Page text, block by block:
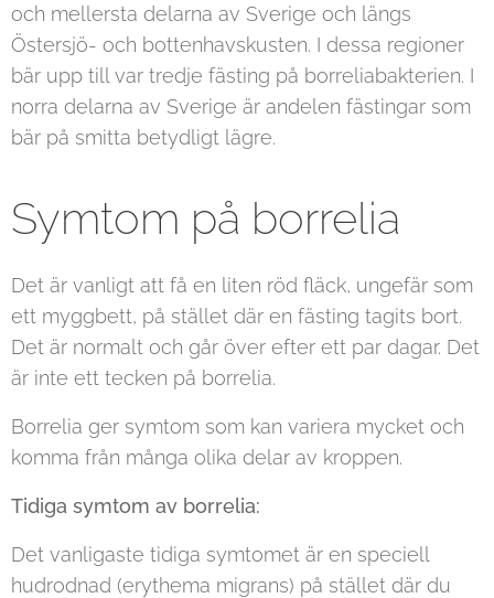
och mellersta delarna av Sverige och längs
Östersjö- och bottenhavskusten. I dessa regioner
bär upp till var tredje fästing på borreliabakterien. I
norra delarna av Sverige är andelen fästingar som
bär på smitta betydligt lägre.
Symtom på borrelia
Det är vanligt att få en liten röd fläck, ungefär som
ett myggbett, på stället där en fästing tagits bort.
Det är normalt och går över efter ett par dagar. Det
är inte ett tecken på borrelia.
Borrelia ger symtom som kan variera mycket och
komma från många olika delar av kroppen.
Tidiga symtom av borrelia:
Det vanligaste tidiga symtomet är en speciell
hudrodnad (erythema migrans) på stället där du